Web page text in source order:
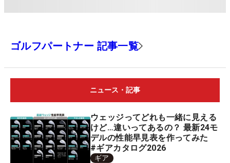
ゴルフパートナー 記事一覧
ニュース・記事
ウェッジってどれも一緒に見える
けど…違いってあるの？ 最新24モ
デルの性能早見表を作ってみた
#ギアカタログ2026
ギア